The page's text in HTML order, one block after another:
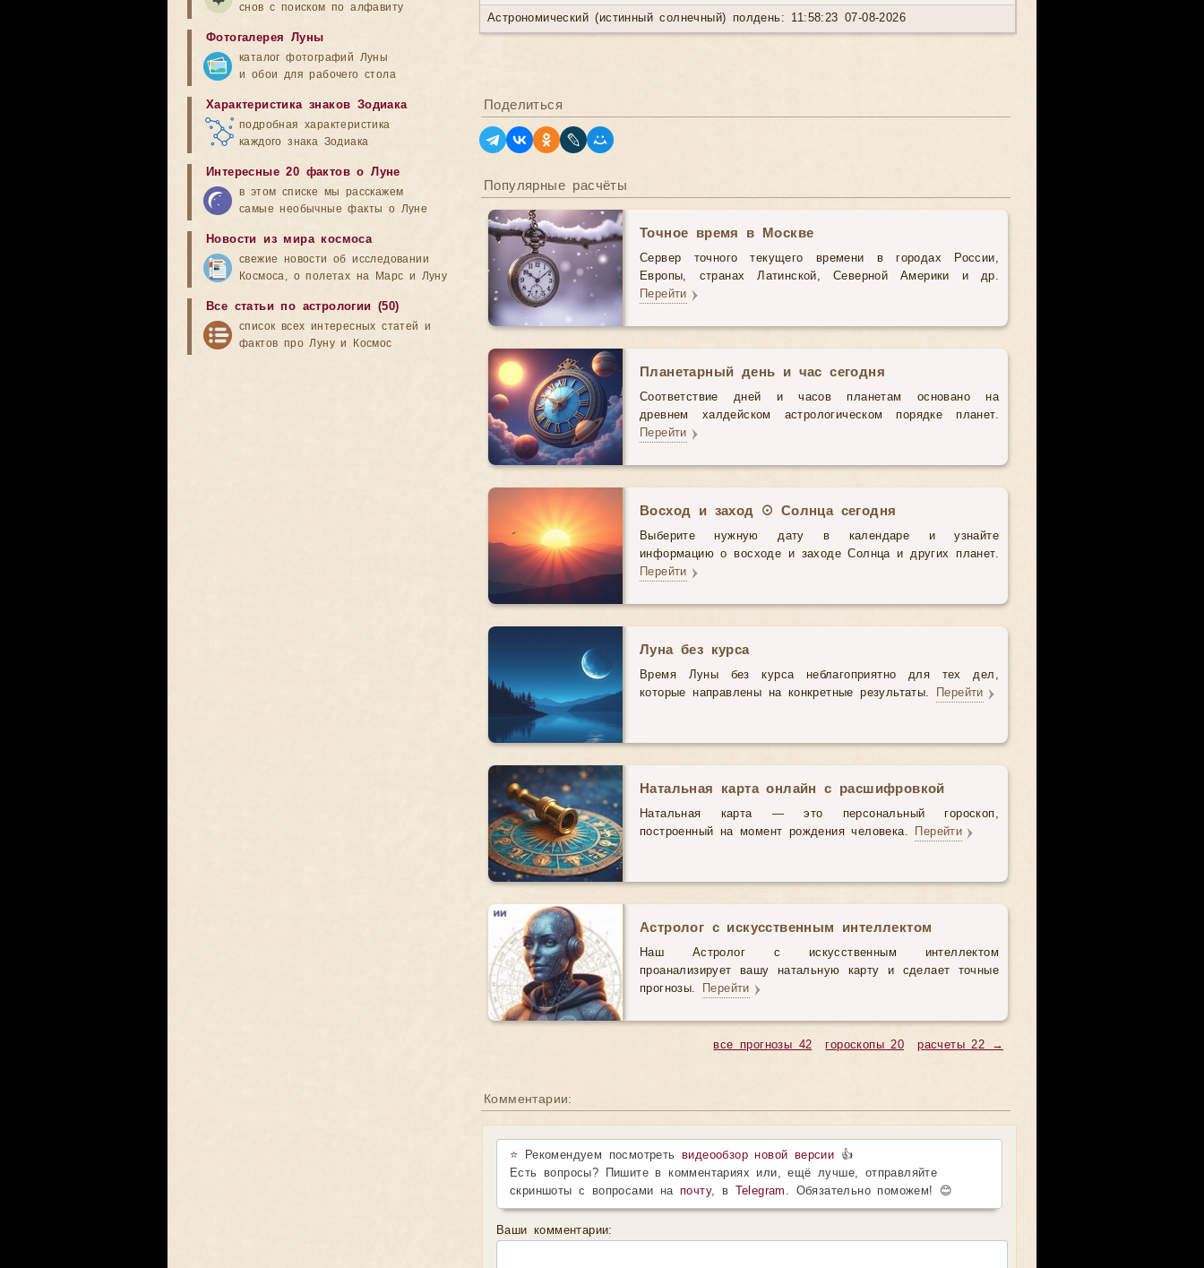
Астрономический (истинный солнечный) полдень: 11:58:23 07-08-2026
Поделиться
Популярные расчёты
Точное время в Москве
Сервер точного текущего времени в городах России,
Европы, странах Латинской, Северной Америки и др.
Перейти
Планетарный день и час сегодня
Соответствие дней и часов планетам основано на
древнем халдейском астрологическом порядке планет.
Перейти
Восход и заход ☉ Солнца сегодня
Выберите нужную дату в календаре и узнайте
информацию о восходе и заходе Солнца и других планет.
Перейти
Луна без курса
Время Луны без курса неблагоприятно для тех дел,
которые направлены на конкретные результаты. Перейти
Натальная карта онлайн с расшифровкой
Натальная карта — это персональный гороскоп,
построенный на момент рождения человека. Перейти
Астролог с искусственным интеллектом
Наш Астролог с искусственным интеллектом
проанализирует вашу натальную карту и сделает точные
прогнозы. Перейти
расчеты 22 →
гороскопы 20
все прогнозы 42
Комментарии:
⭐ Рекомендуем посмотретьвидеообзор новой версии 👍
Есть вопросы? Пишите в комментариях или, ещё лучше, отправляйте
скриншоты с вопросами напочту, в Telegram . Обязательно поможем! 😊
Ваши комментарии:
снов с поиском по алфавиту
Фотогалерея Луны
каталог фотографий Луны
и обои для рабочего стола
Характеристика знаков Зодиака
подробная характеристика
каждого знака Зодиака
Интересные 20 фактов о Луне
в этом списке мы расскажем
самые необычные факты о Луне
Новости из мира космоса
свежие новости об исследовании
Космоса, о полетах на Марс и Луну
Все статьи по астрологии (50)
список всех интересных статей и
фактов про Луну и Космос